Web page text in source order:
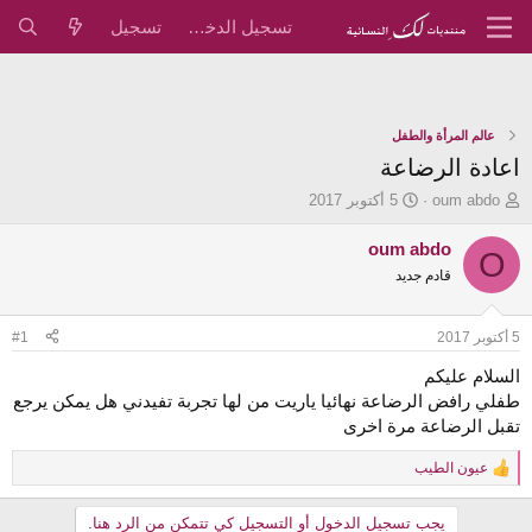
تسجيل الدخول تسجيل
عالم المرأة والطفل
اعادة الرضاعة
ب
د
ئ
و
ض
و
ع
oum abdo
ت
ر
خ
ب
5 أكتوبر 2017
O
oum abdo
قادم جديد
5 أكتوبر 2017 #1
السلام عليكم
طفلي رافض الرضاعة نهائيا ياريت من لها تجربة تفيدني هل يمكن يرجع
تقبل الرضاعة مرة اخرى
R
e
عيون الطيب
يجب تسجيل الدخول أو التسجيل كي تتمكن من الرد هنا.